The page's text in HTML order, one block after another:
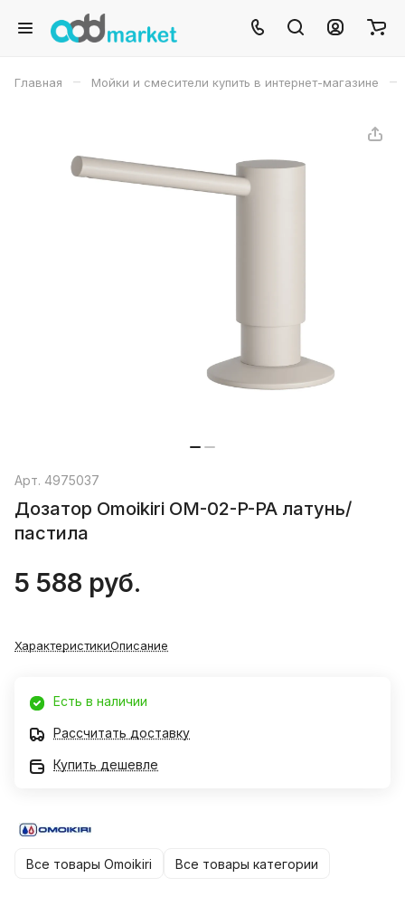
Главная – Мойки и смесители купить в интернет-магазине –
Арт. 4975037
Дозатор Omoikiri OM-02-P-PA латунь/
пастила
5 588 руб.
ХарактеристикиОписание
Есть в наличии
Рассчитать доставку
Купить дешевле
Все товары Omoikiri Все товары категории